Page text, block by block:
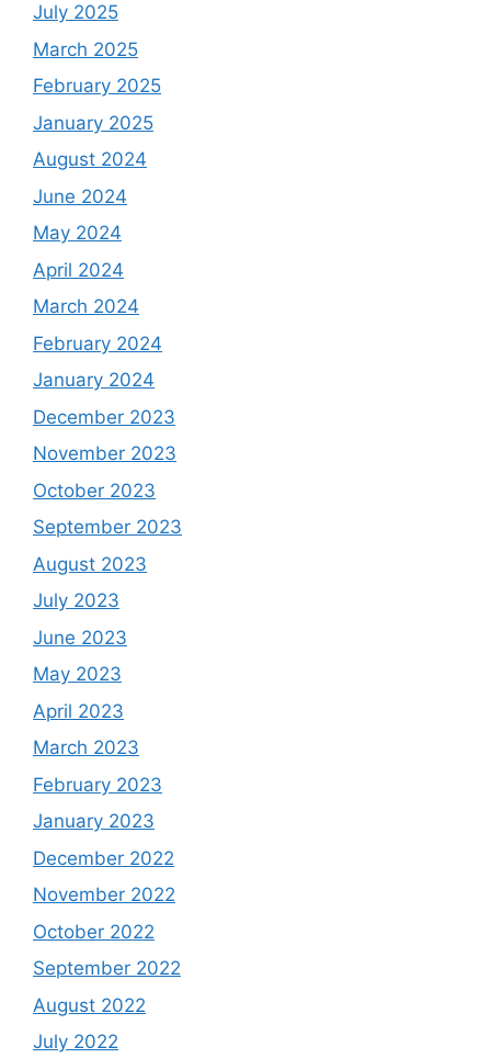
July 2025
March 2025
February 2025
January 2025
August 2024
June 2024
May 2024
April 2024
March 2024
February 2024
January 2024
December 2023
November 2023
October 2023
September 2023
August 2023
July 2023
June 2023
May 2023
April 2023
March 2023
February 2023
January 2023
December 2022
November 2022
October 2022
September 2022
August 2022
July 2022